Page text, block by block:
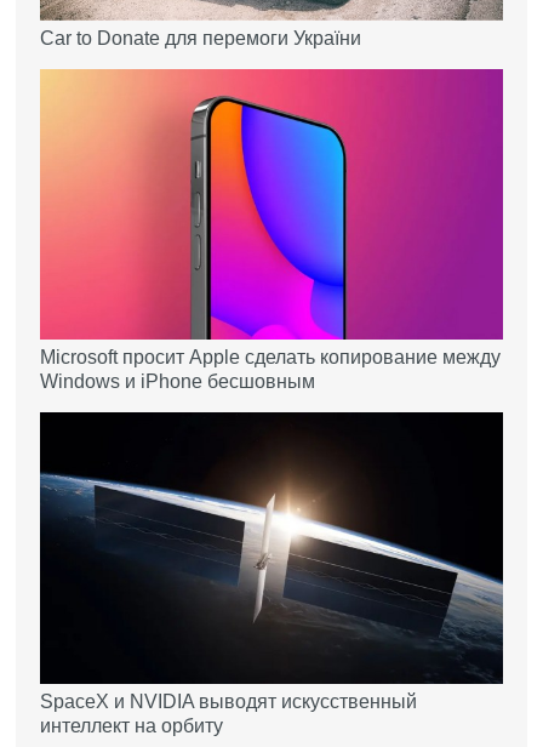
Car to Donate для перемоги України
Microsoft просит Apple сделать копирование между
Windows и iPhone бесшовным
SpaceX и NVIDIA выводят искусственный
интеллект на орбиту